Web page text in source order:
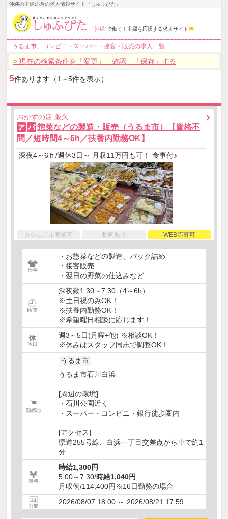
沖縄の主婦の為の求人情報サイト『しゅふぴた』
"沖縄"で働く！主婦を応援する求人サイト
うるま市、コンビニ・スーパー・接客・販売の求人一覧
> 現在の検索条件を「変更」「確認」「保存」する
5件あります（1～5件を表示）
おかずの店 兼久
ア パ 惣菜などの製造・販売（うるま市）【資格不
問／短時間4～6h／扶養内勤務OK】
深夜4～6ｈ/週休3日～ 月収11万円も可！ 食事付♪
カジュアル面談可 動画あり WEB応募可
・お惣菜などの製造、パック詰め
・接客販売
・翌日の野菜の仕込みなど
深夜勤1:30～7:30（4～6h）
※土日祝のみOK！
※扶養内勤務OK！
※希望曜日相談に応じます！
週3～5日(月曜+他) ※相談OK！
※休みはスタッフ同志で調整OK！
うるま市
うるま市石川白浜
[周辺の環境]
・石川公園近く
・スーパー・コンビニ・銀行徒歩圏内
[アクセス]
県道255号線、白浜一丁目交差点から車で約1
分
時給1,300円
5:00～7:30/時給1,040円
月収例/114,400円※16日勤務の場合
2026/08/07 18:00 ～ 2026/08/21 17:59